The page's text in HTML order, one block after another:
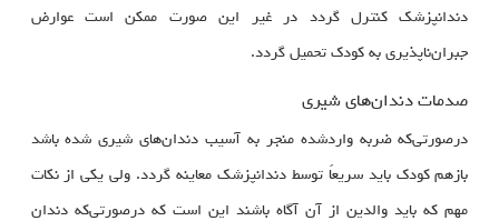
دندانپزشک کنترل گردد در غیر این صورت ممکن است عوارض
جبران‌ناپذیری به کودک تحمیل گردد.
صدمات دندان‌های شیری
درصورتی‌که ضربه واردشده منجر به آسیب دندان‌های شیری شده باشد
بازهم کودک باید سریعاً توسط دندانپزشک معاینه گردد. ولی یکی از نکات
مهم که باید والدین از آن آگاه باشند این است که درصورتی‌که دندان